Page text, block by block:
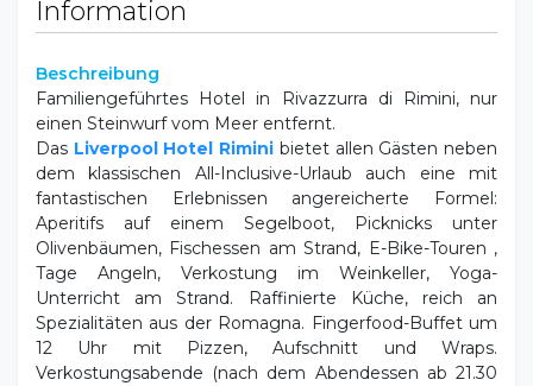
Information
Beschreibung
Familiengeführtes Hotel in Rivazzurra di Rimini, nur
einen Steinwurf vom Meer entfernt.
Das Liverpool Hotel Rimini bietet allen Gästen neben
dem klassischen All-Inclusive-Urlaub auch eine mit
fantastischen Erlebnissen angereicherte Formel:
Aperitifs auf einem Segelboot, Picknicks unter
Olivenbäumen, Fischessen am Strand, E-Bike-Touren ,
Tage Angeln, Verkostung im Weinkeller, Yoga-
Unterricht am Strand. Raffinierte Küche, reich an
Spezialitäten aus der Romagna. Fingerfood-Buffet um
12 Uhr mit Pizzen, Aufschnitt und Wraps.
Verkostungsabende (nach dem Abendessen ab 21.30